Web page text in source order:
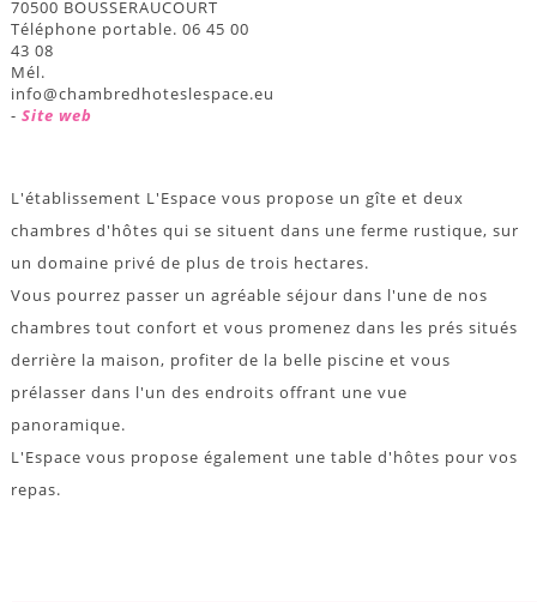
70500 BOUSSERAUCOURT
Téléphone portable. 06 45 00
43 08
Mél.
info@chambredhoteslespace.eu
- Site web
L'établissement L'Espace vous propose un gîte et deux
chambres d'hôtes qui se situent dans une ferme rustique, sur
un domaine privé de plus de trois hectares.
Vous pourrez passer un agréable séjour dans l'une de nos
chambres tout confort et vous promenez dans les prés situés
derrière la maison, profiter de la belle piscine et vous
prélasser dans l'un des endroits offrant une vue
panoramique.
L'Espace vous propose également une table d'hôtes pour vos
repas.